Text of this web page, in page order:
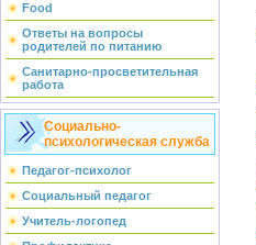
Food
Ответы на вопросы
родителей по питанию
Санитарно-просветительная
работа
Социально-
психологическая служба
Педагог-психолог
Социальный педагог
Учитель-логопед